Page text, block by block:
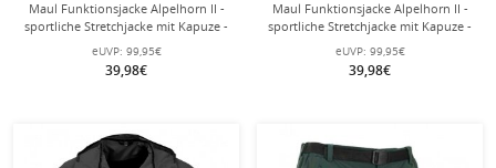
Maul Funktionsjacke Alpelhorn II -
sportliche Stretchjacke mit Kapuze -
darkblau Herren - Übergröße -
eUVP: 99,95€
39,98€
Maul Funktionsjacke Alpelhorn II -
sportliche Stretchjacke mit Kapuze -
gelb Herren - Übergröße -
eUVP: 99,95€
39,98€